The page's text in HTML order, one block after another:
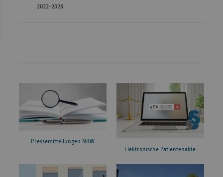
2022-2026
Pressemitteilungen NRW
Elektronische Patientenakte